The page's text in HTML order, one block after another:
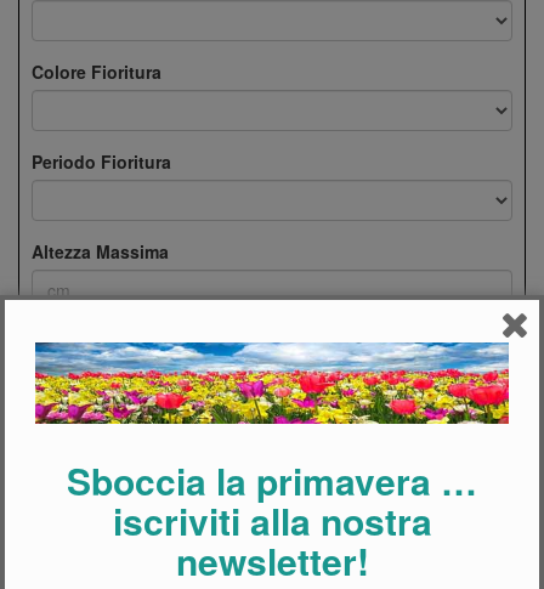
Colore Fioritura
Periodo Fioritura
Altezza Massima
Cerca
Sboccia la primavera …
iscriviti alla nostra
newsletter!